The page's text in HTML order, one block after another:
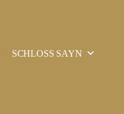
SCHLOSS SAYN